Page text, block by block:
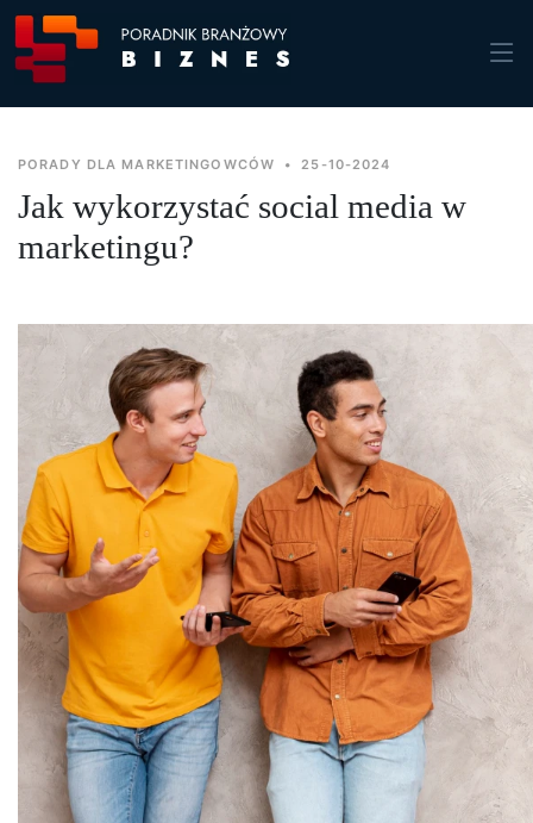
PORADY DLA MARKETINGOWCÓW • 25-10-2024
Jak wykorzystać social media w
marketingu?